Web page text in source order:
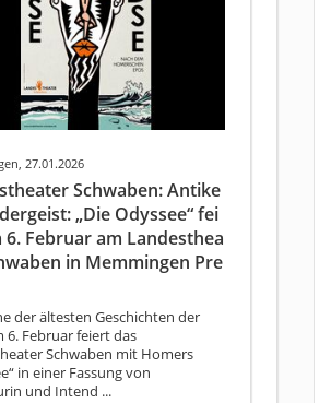
27.01.2026
Schwaben: Antike
„Die Odyssee“ fei
6. Februar am Landesthea
in Memmingen Pre
der ältesten Geschichten der
6. Februar feiert das
Schwaben mit Homers
in einer Fassung von
und Intend ...